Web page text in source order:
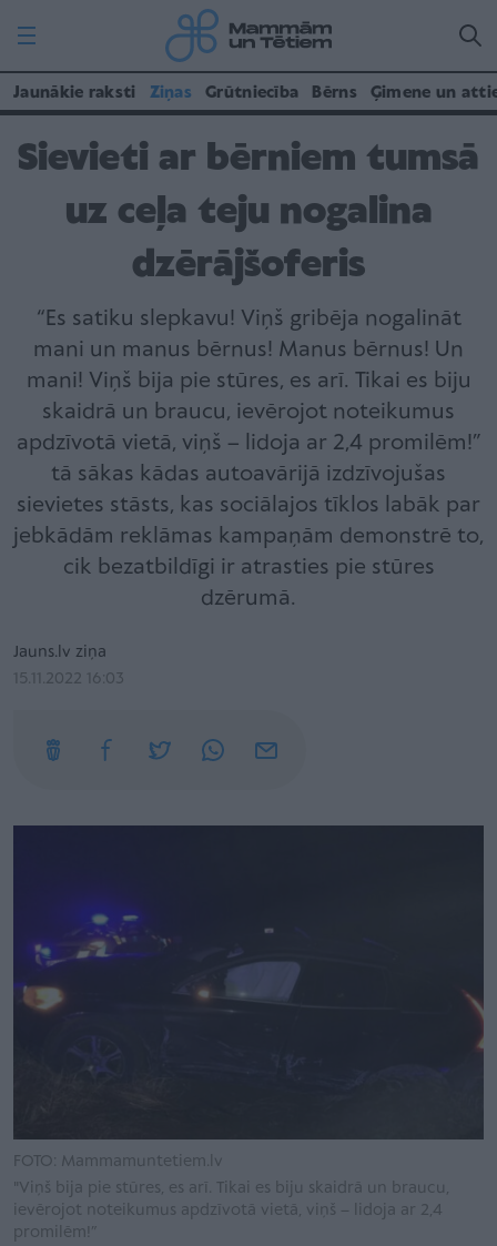
Jaunākie raksti Ziņas Grūtniecība Bērns Ģimene un
Sievieti ar bērniem tumsā
uz ceļa teju nogalina
dzērājšoferis
“Es satiku slepkavu! Viņš gribēja nogalināt
mani un manus bērnus! Manus bērnus! Un
mani! Viņš bija pie stūres, es arī. Tikai es biju
skaidrā un braucu, ievērojot noteikumus
apdzīvotā vietā, viņš – lidoja ar 2,4 promilēm!”
tā sākas kādas autoavārijā izdzīvojušas
sievietes stāsts, kas sociālajos tīklos labāk par
jebkādām reklāmas kampaņām demonstrē to,
cik bezatbildīgi ir atrasties pie stūres
dzērumā.
Jauns.lv ziņa
15.11.2022 16:03
FOTO: Mammamuntetiem.lv
"Viņš bija pie stūres, es arī. Tikai es biju skaidrā un braucu,
ievērojot noteikumus apdzīvotā vietā, viņš – lidoja ar 2,4
promilēm!”